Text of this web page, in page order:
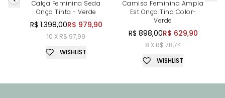
Calça Feminina Seda
Onça Tinta - Verde
R$ 1.398,00R$ 979,90
10 X R$ 97,99
WISHLIST
Camisa Feminina Ampla
Est Onça Tina Color-
Verde
R$ 898,00R$ 629,90
8 X R$ 78,74
WISHLIST